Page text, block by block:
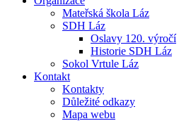
Mateřská škola Láz
SDH Láz
Oslavy 120. výročí
Historie SDH Láz
Sokol Vrtule Láz
Kontakt
Kontakty
Důležité odkazy
Mapa webu